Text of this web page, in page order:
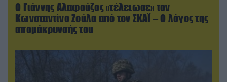
Ο Γιάννης Αλαφούζος «τέλειωσε» τον
Κωνσταντίνο Ζούλα από τον ΣΚΑΪ – Ο λόγος της
απομάκρυνσής του